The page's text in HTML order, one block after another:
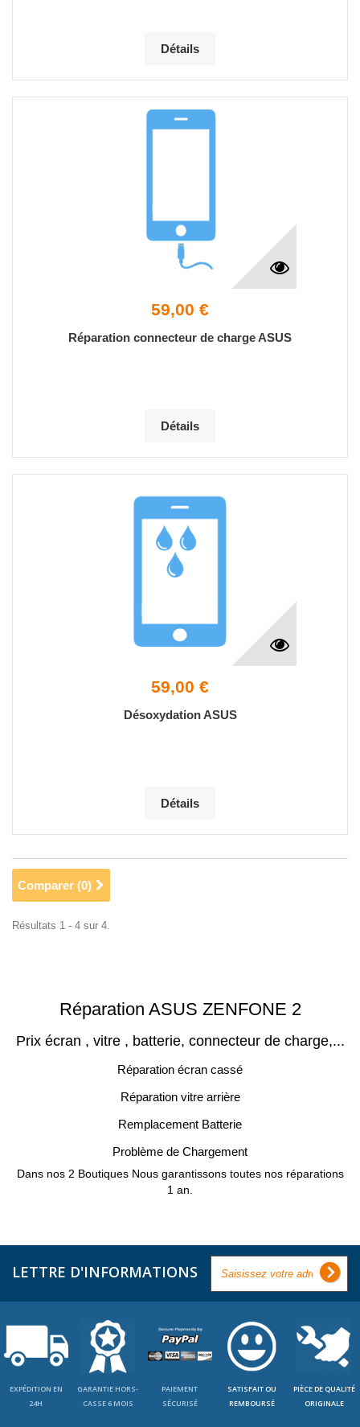
Détails
59,00 €
Réparation connecteur de charge ASUS
Détails
59,00 €
Désoxydation ASUS
Détails
Comparer (0)
Résultats 1 - 4 sur 4.
Réparation ASUS ZENFONE 2
Prix écran , vitre , batterie, connecteur de charge,...
Réparation écran cassé
Réparation vitre arrière
Remplacement Batterie
Problème de Chargement
Dans nos 2 Boutiques Nous garantissons toutes nos réparations
1 an.
LETTRE D'INFORMATIONS
EXPÉDITION EN
24H
GARANTIE HORS-
CASSE 6 MOIS
PAIEMENT
SÉCURISÉ
SATISFAIT OU
REMBOURSÉ
PIÈCE DE QUALITÉ
ORIGINALE